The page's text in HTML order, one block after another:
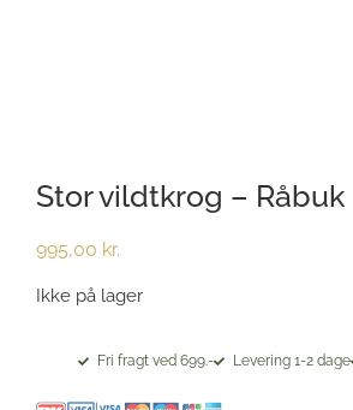
Stor vildtkrog – Råbuk
995,00 kr.
Ikke på lager
Fri fragt ved 699.- Levering 1-2 dage